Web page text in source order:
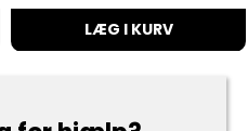
LÆG I KURV